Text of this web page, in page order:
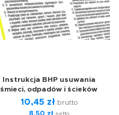
Instrukcja BHP usuwania
śmieci, odpadów i ścieków
10,45 zł brutto
8,50 zł